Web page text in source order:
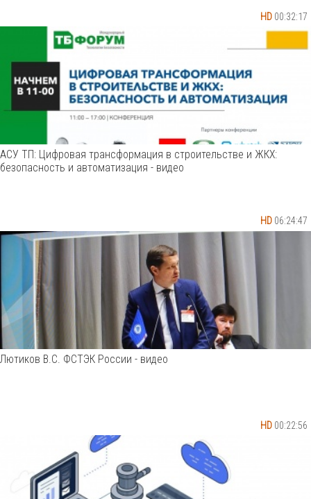
HD 00:32:17
HD 06:24:47
АСУ ТП: Цифровая трансформация в строительстве и ЖКХ:
безопасность и автоматизация - видео
HD 00:22:56
Лютиков В.С. ФСТЭК России - видео